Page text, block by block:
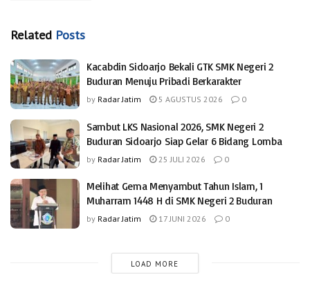
Related Posts
Kacabdin Sidoarjo Bekali GTK SMK Negeri 2
Buduran Menuju Pribadi Berkarakter
by Radar Jatim 5 AGUSTUS 2026 0
Sambut LKS Nasional 2026, SMK Negeri 2
Buduran Sidoarjo Siap Gelar 6 Bidang Lomba
by Radar Jatim 25 JULI 2026 0
Melihat Gema Menyambut Tahun Islam, 1
Muharram 1448 H di SMK Negeri 2 Buduran
by Radar Jatim 17 JUNI 2026 0
LOAD MORE